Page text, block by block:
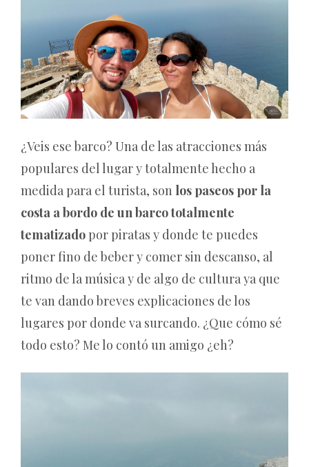
¿Veis ese barco? Una de las atracciones más
populares del lugar y totalmente hecho a
medida para el turista, son los paseos por la
costa a bordo de un barco totalmente
tematizadopor piratas y donde te puedes
poner fino de beber y comer sin descanso, al
ritmo de la música y de algo de cultura ya que
te van dando breves explicaciones de los
lugares por donde va surcando. ¿Que cómo sé
todo esto? Me lo contó un amigo ¿eh?